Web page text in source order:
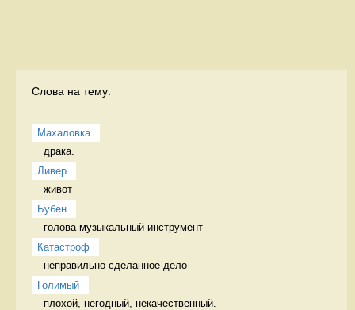
Слова на тему:
Махаловка
драка.
Ливер
живот
Бубен
голова музыкальный инструмент
Катастроф
неправильно сделанное дело
Голимый
плохой, негодный, некачественный.